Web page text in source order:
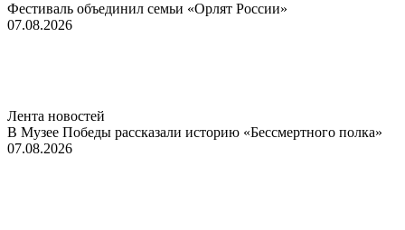
Фестиваль объединил семьи «Орлят России»
07.08.2026
Лента новостей
В Музее Победы рассказали историю «Бессмертного полка»
07.08.2026